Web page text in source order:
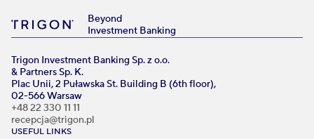
Beyond
Investment Banking
Trigon Investment Banking Sp. z o.o.
& Partners Sp. K.
Plac Unii, 2 Puławska St. Building B (6th floor),
02-566 Warsaw
+48 22 330 11 11
recepcja@trigon.pl
USEFUL LINKS